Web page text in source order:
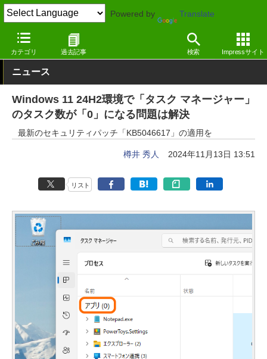
Powered by Translate
カテゴリ 過去記事 検索 Impressサイト
窓の杜 システム・ファイル Windows
ニュース
Windows 11 24H2環境で「タスク マネージャー」
のタスク数が「0」になる問題は解決
最新のセキュリティパッチ「KB5046617」の適用を
樽井 秀人 2024年11月13日 13:51
リスト